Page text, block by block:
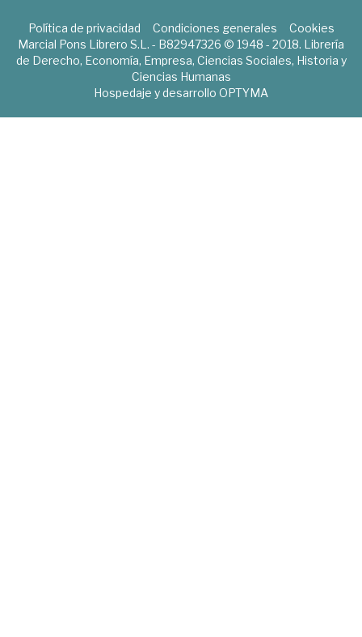
Política de privacidad Condiciones generales
Cookies
Marcial Pons Librero S.L. - B82947326 © 1948 - 2018. Librería
de Derecho, Economía, Empresa, Ciencias Sociales, Historia y
Ciencias Humanas
Hospedaje y desarrollo OPTYMA